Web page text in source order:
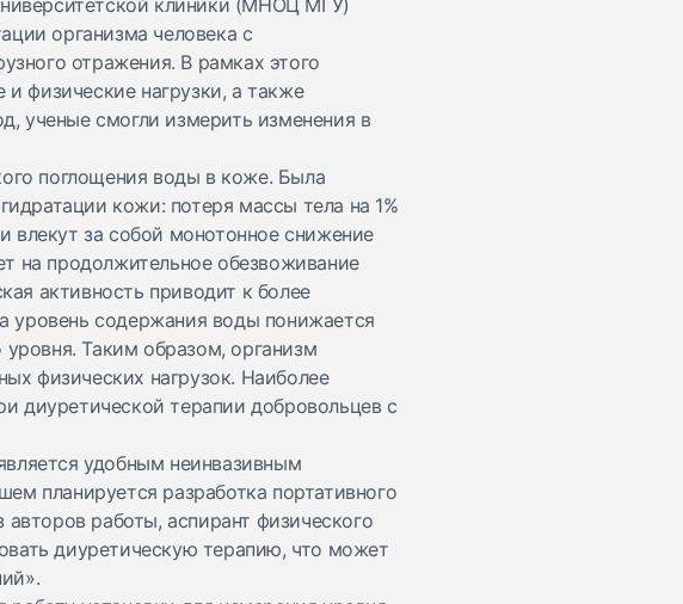
клиники (МНОЦ МГУ)
организма человека с
отражения. В рамках этого
физические нагрузки, а также
ученые смогли измерить изменения в
поглощения воды в коже. Была
кожи: потеря массы тела на 1%
влекут за собой монотонное снижение
на продолжительное обезвоживание
активность приводит к более
уровень содержания воды понижается
уровня. Таким образом, организм
физических нагрузок. Наиболее
диуретической терапии добровольцев с
удобным неинвазивным
планируется разработка портативного
работы, аспирант физического
диуретическую терапию, что может